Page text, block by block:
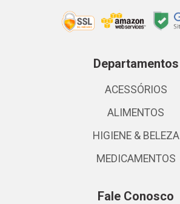
Departamentos
ACESSÓRIOS
ALIMENTOS
HIGIENE & BELEZA
MEDICAMENTOS
Fale Conosco